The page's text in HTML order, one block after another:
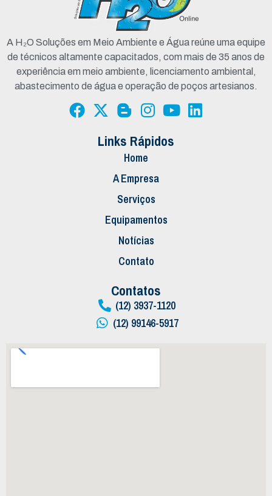
A H₂O Soluções em Meio Ambiente e Água reúne uma equipe
de técnicos altamente capacitados, com mais de 35 anos de
experiência em meio ambiente, licenciamento ambiental,
abastecimento de água e operação de poços artesianos.
Links Rápidos
Home
A Empresa
Serviços
Equipamentos
Notícias
Contato
Contatos
(12) 3937-1120
(12) 99146-5917